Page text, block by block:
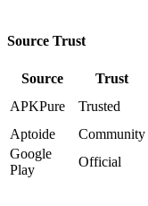
Source Trust
Source Trust
APKPure
Trusted
Aptoide
Community
Google
Play
Official